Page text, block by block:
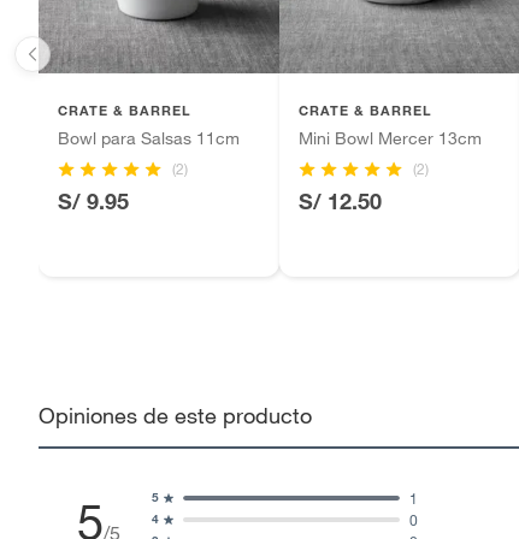
CRATE & BARREL
Bowl para Salsas 11cm
(2)
S/ 9.95
CRATE & BARREL
Mini Bowl Mercer 13cm
(2)
S/ 12.50
Opiniones de este producto
5/5
4 0
5 1